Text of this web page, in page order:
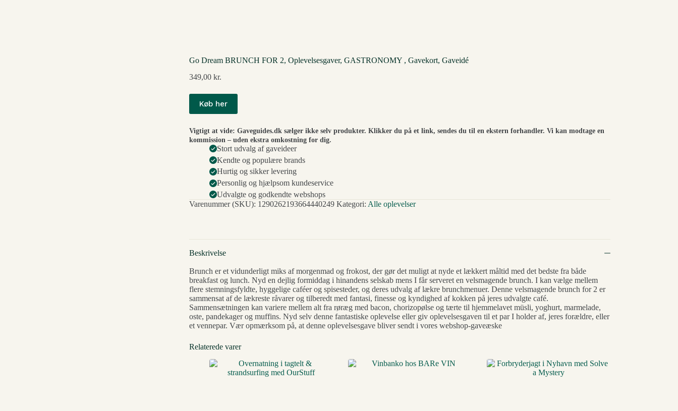
Go Dream BRUNCH FOR 2, Oplevelsesgaver, GASTRONOMY , Gavekort, Gaveidé
349,00 kr.
Køb her
Vigtigt at vide: Gaveguides.dk sælger ikke selv produkter. Klikker du på et link, sendes du til en ekstern forhandler. Vi kan modtage en
kommission – uden ekstra omkostning for dig.
Stort udvalg af gaveideer
Kendte og populære brands
Hurtig og sikker levering
Personlig og hjælpsom kundeservice
Udvalgte og godkendte webshops
Varenummer (SKU): 1290262193664440249 Kategori: Alle oplevelser
Beskrivelse
Brunch er et vidunderligt miks af morgenmad og frokost, der gør det muligt at nyde et lækkert måltid med det bedste fra både
breakfast og lunch. Nyd en dejlig formiddag i hinandens selskab mens I får serveret en velsmagende brunch. I kan vælge mellem
flere stemningsfyldte, hyggelige caféer og spisesteder, og deres udvalg af lækre brunchmenuer. Denne velsmagende brunch for 2 er
sammensat af de lækreste råvarer og tilberedt med fantasi, finesse og kyndighed af kokken på jeres udvalgte café.
Sammensætningen kan variere mellem alt fra røræg med bacon, chorizopølse og tærte til hjemmelavet müsli, yoghurt, marmelade,
oste, pandekager og muffins. Nyd selv denne fantastiske oplevelse eller giv oplevelsesgaven til et par I holder af, jeres forældre, eller
et vennepar. Vær opmærksom på, at denne oplevelsesgave bliver sendt i vores webshop-gaveæske
Relaterede varer